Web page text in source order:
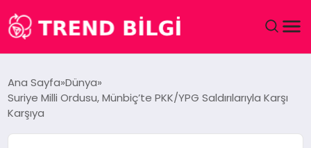
DÜNYA
Ana Sayfa Dünya
Suriye Milli Ordusu, Münbiç’te PKK/YPG Saldırılarıyla Karşı
Karşıya